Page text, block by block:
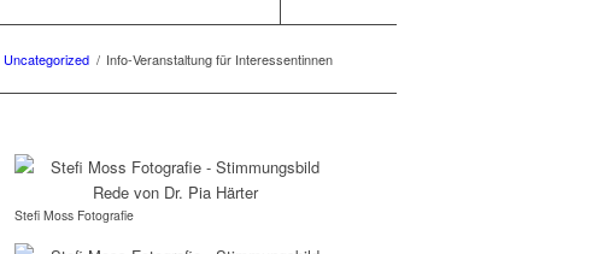
Uncategorized / Info-Veranstaltung für Interessentinnen
Stefi Moss Fotografie